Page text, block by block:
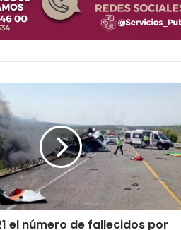
el número de fallecidos por